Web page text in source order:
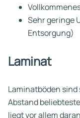
Sehr geringe
Entsorgung)
Laminat
Laminatböden
Abstand
liegt vor allem